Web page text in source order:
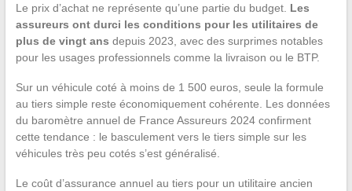
Le prix d’achat ne représente qu’une partie du budget. Les
assureurs ont durci les conditions pour les utilitaires de
plus de vingt ans depuis 2023, avec des surprimes notables
pour les usages professionnels comme la livraison ou le BTP.
Sur un véhicule coté à moins de 1 500 euros, seule la formule
au tiers simple reste économiquement cohérente. Les données
du baromètre annuel de France Assureurs 2024 confirment
cette tendance : le basculement vers le tiers simple sur les
véhicules très peu cotés s’est généralisé.
Le coût d’assurance annuel au tiers pour un utilitaire ancien